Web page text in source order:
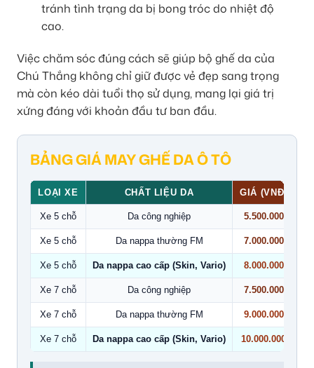
tránh tình trạng da bị bong tróc do nhiệt độ
cao.
Việc chăm sóc đúng cách sẽ giúp bộ ghế da của
Chú Thắng không chỉ giữ được vẻ đẹp sang trọng
mà còn kéo dài tuổi thọ sử dụng, mang lại giá trị
xứng đáng với khoản đầu tư ban đầu.
BẢNG GIÁ MAY GHẾ DA Ô TÔ
LOẠI XE CHẤT LIỆU DA GIÁ (VNĐ)
Xe 5 chỗ Da công nghiệp 5.500.000
Xe 5 chỗ Da nappa thường FM 7.000.000
Xe 5 chỗ Da nappa cao cấp (Skin, Vario) 8.000.000
Xe 7 chỗ Da công nghiệp 7.500.000
Xe 7 chỗ Da nappa thường FM 9.000.000
Xe 7 chỗ Da nappa cao cấp (Skin, Vario) 10.000.000